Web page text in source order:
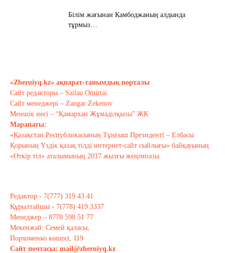
Білім жағынан Камбоджаның алдында
тұрмыз…
Тағы оқу
«Zheruiyq.kz» ақпарат-танымдық порталы
Сайт редакторы – Sailau Omirtai
Сайт менеджері – Zangar Zekenov
Меншік иесі – “Қамархан Жұмаділқызы” ЖК
Марапаты:
«Қазақстан Республикасының Тұңғыш Президенті – Елбасы
Қорының Үздік қазақ тілді интернет-сайт сыйлығы» байқауының
«Өткір тіл» аталымының 2017 жылғы жеңімпазы.
Редактор - 7(777) 319 43 41
Құрылтайшы - 7(778) 419 3337
Менеджер – 8778 598 51 77
Мекенжай: Семей қаласы,
Порхоменко көшесі, 119
Сайт почтасы: mail@zheruiyq.kz